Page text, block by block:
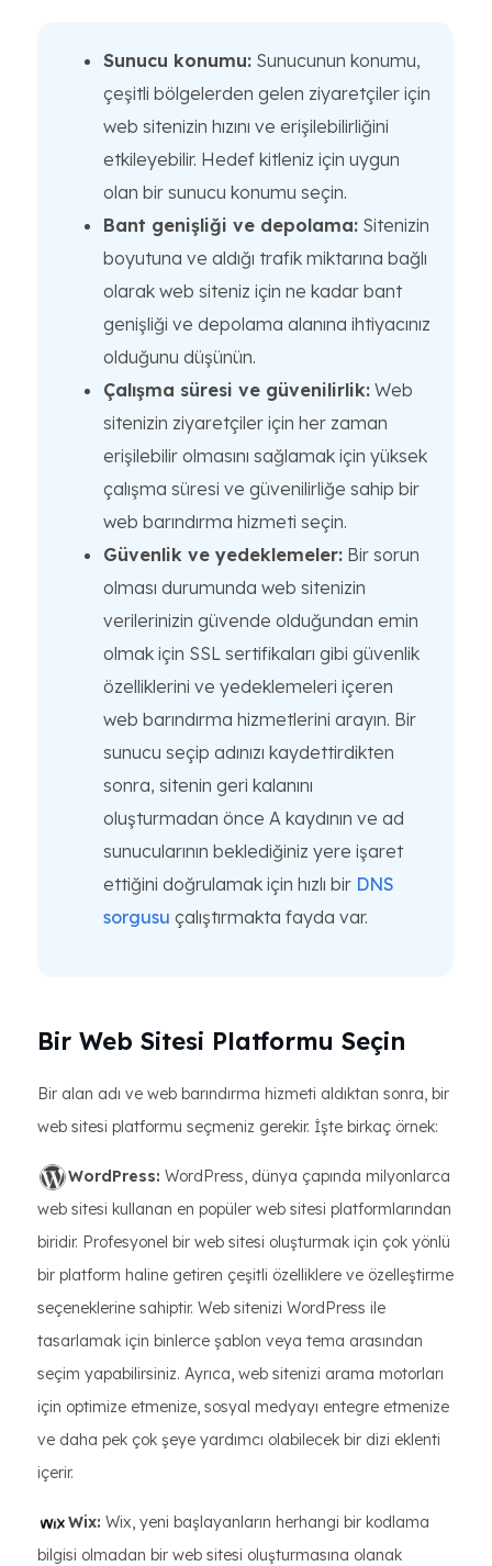
Sunucu konumu: Sunucunun konumu,
çeşitli bölgelerden gelen ziyaretçiler için
web sitenizin hızını ve erişilebilirliğini
etkileyebilir. Hedef kitleniz için uygun
olan bir sunucu konumu seçin.
Bant genişliği ve depolama: Sitenizin
boyutuna ve aldığı trafik miktarına bağlı
olarak web siteniz için ne kadar bant
genişliği ve depolama alanına ihtiyacınız
olduğunu düşünün.
Çalışma süresi ve güvenilirlik: Web
sitenizin ziyaretçiler için her zaman
erişilebilir olmasını sağlamak için yüksek
çalışma süresi ve güvenilirliğe sahip bir
web barındırma hizmeti seçin.
Güvenlik ve yedeklemeler: Bir sorun
olması durumunda web sitenizin
verilerinizin güvende olduğundan emin
olmak için SSL sertifikaları gibi güvenlik
özelliklerini ve yedeklemeleri içeren
web barındırma hizmetlerini arayın. Bir
sunucu seçip adınızı kaydettirdikten
sonra, sitenin geri kalanını
oluşturmadan önce A kaydının ve ad
sunucularının beklediğiniz yere işaret
ettiğini doğrulamak için hızlı bir DNS
sorgusu çalıştırmakta fayda var.
Bir Web Sitesi Platformu Seçin
Bir alan adı ve web barındırma hizmeti aldıktan sonra, bir
web sitesi platformu seçmeniz gerekir. İşte birkaç örnek:
WordPress: WordPress, dünya çapında milyonlarca
web sitesi kullanan en popüler web sitesi platformlarından
biridir. Profesyonel bir web sitesi oluşturmak için çok yönlü
bir platform haline getiren çeşitli özelliklere ve özelleştirme
seçeneklerine sahiptir. Web sitenizi WordPress ile
tasarlamak için binlerce şablon veya tema arasından
seçim yapabilirsiniz. Ayrıca, web sitenizi arama motorları
için optimize etmenize, sosyal medyayı entegre etmenize
ve daha pek çok şeye yardımcı olabilecek bir dizi eklenti
içerir.
Wix: Wix, yeni başlayanların herhangi bir kodlama
bilgisi olmadan bir web sitesi oluşturmasına olanak